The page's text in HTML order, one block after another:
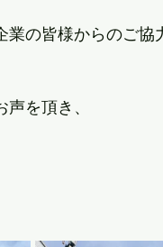
の皆様からのご協
を頂き、